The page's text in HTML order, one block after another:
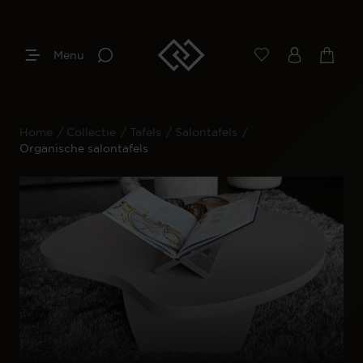
Menu
Home / Collectie / Tafels / Salontafels /
Organische salontafels